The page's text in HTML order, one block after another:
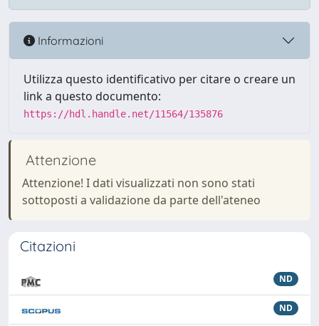
Informazioni
Utilizza questo identificativo per citare o creare un
link a questo documento:
https://hdl.handle.net/11564/135876
Attenzione
Attenzione! I dati visualizzati non sono stati
sottoposti a validazione da parte dell'ateneo
Citazioni
ND
ND